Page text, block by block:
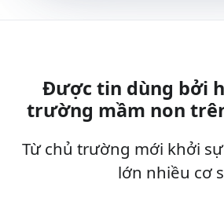
Được tin dùng bởi
trường mầm non
Từ chủ trường mới khởi
lớn nhiều cơ